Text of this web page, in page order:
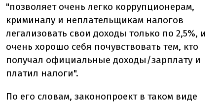
"позволяет очень легко коррупционерам,
криминалу и неплательщикам налогов
легализовать свои доходы только по 2,5%, и
очень хорошо себя почувствовать тем, кто
получал официальные доходы/зарплату и
платил налоги".
По его словам, законопроект в таком виде